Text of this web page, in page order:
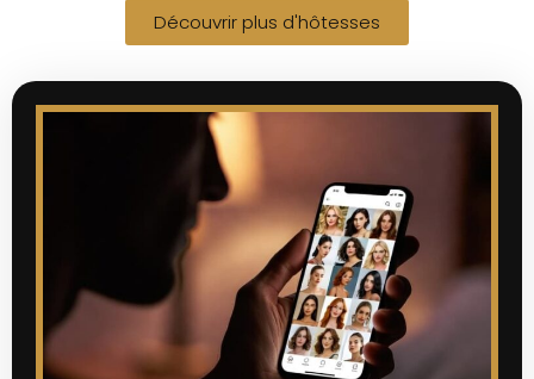
Découvrir plus d'hôtesses